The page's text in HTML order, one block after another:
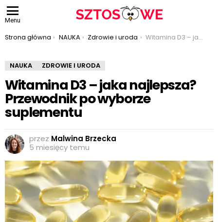
Menu
Jesteś tutaj:
Strona główna NAUKA Zdrowie i uroda Witamina D3 – jaka najlepsza? Przewodnik po wyborze suplementu
NAUKA ZDROWIE I URODA
Witamina D3 – jaka najlepsza?
Przewodnik po wyborze
suplementu
przez Malwina Brzecka
5 miesięcy temu